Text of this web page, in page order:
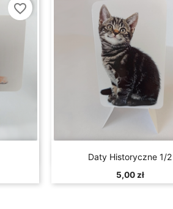
favorite_border
Szybki podgląd
Daty Historyczne 1/2
5,00 zł